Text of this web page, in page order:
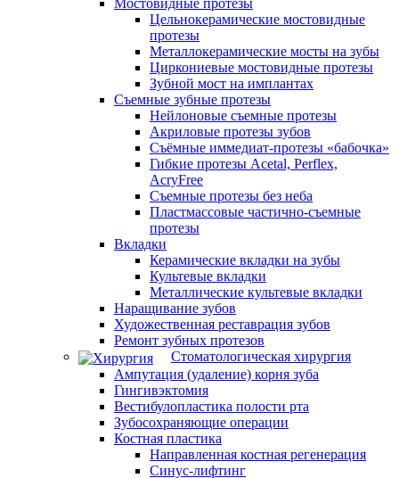
Мостовидные протезы
Цельнокерамические мостовидные
протезы
Металлокерамические мосты на зубы
Циркониевые мостовидные протезы
Зубной мост на имплантах
Съемные зубные протезы
Нейлоновые съемные протезы
Акриловые протезы зубов
Съёмные иммедиат‑протезы «бабочка»
Гибкие протезы Acetal, Perflex,
AcryFree
Съемные протезы без неба
Пластмассовые частично-съемные
протезы
Вкладки
Керамические вкладки на зубы
Культевые вкладки
Металлические культевые вкладки
Наращивание зубов
Художественная реставрация зубов
Ремонт зубных протезов
Стоматологическая хирургия
Ампутация (удаление) корня зуба
Гингивэктомия
Вестибулопластика полости рта
Зубосохраняющие операции
Костная пластика
Направленная костная регенерация
Синус-лифтинг